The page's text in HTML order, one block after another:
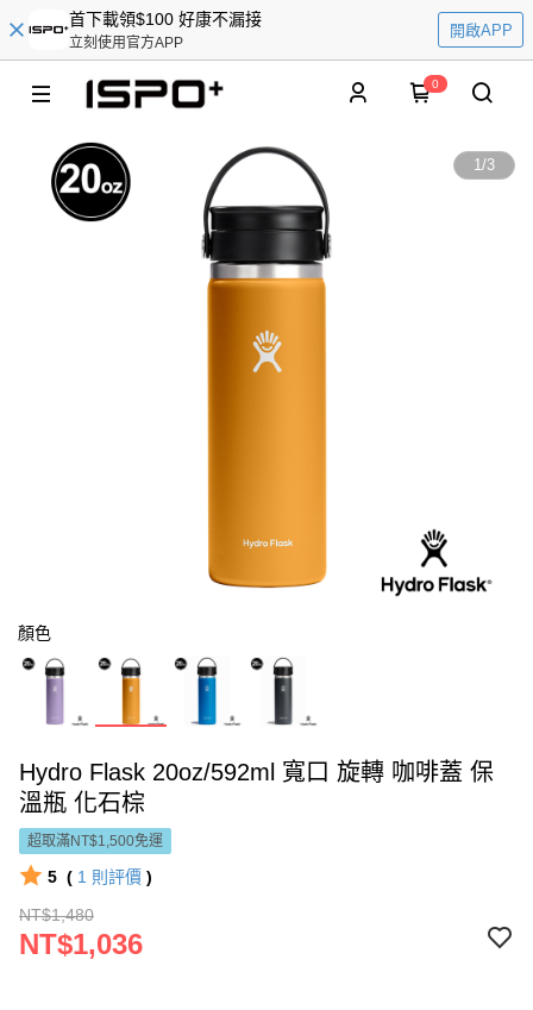
首下載領$100 好康不漏接
立刻使用官方APP
開啟APP
0
1/3
顏色
Hydro Flask 20oz/592ml 寬口 旋轉 咖啡蓋 保
溫瓶 化石棕
超取滿NT$1,500免運
5 ( 1 則評價 )
NT$1,480
NT$1,036